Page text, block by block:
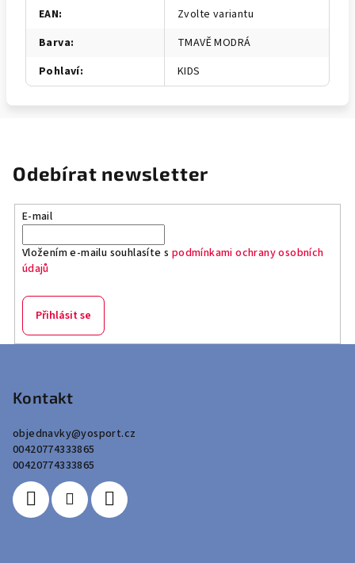
EAN:
Zvolte variantu
Barva:
TMAVĚ MODRÁ
Pohlaví: KIDS
Odebírat newsletter
E-mail
Vložením e-mailu souhlasíte s podmínkami ochrany osobních
údajů
Přihlásit se
Kontakt
objednavky@yosport.cz
00420774333865
00420774333865